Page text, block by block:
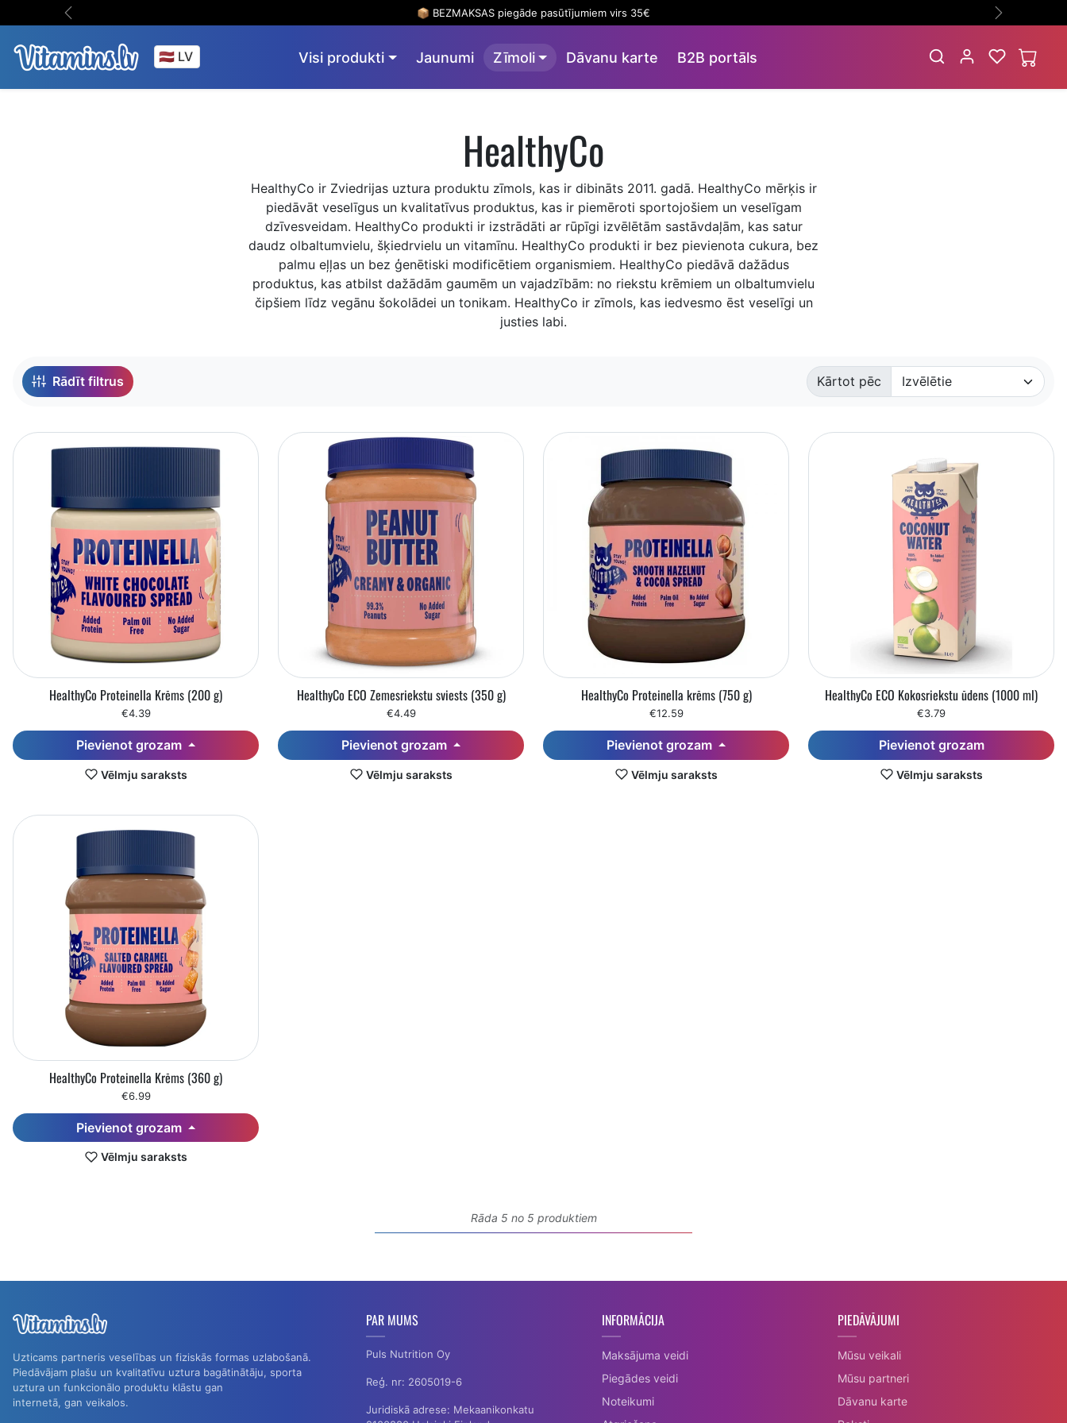
Iet uz saturu 📦 BEZMAKSAS piegāde pasūtījumiem virs 35€
Iepriekšējā Nākamā
Visi produkti Jaunumi Zīmoli Dāvanu karte B2B portāls
HealthyCo
HealthyCo ir Zviedrijas uztura produktu zīmols, kas ir dibināts 2011. gadā. HealthyCo mērķis ir
piedāvāt veselīgus un kvalitatīvus produktus, kas ir piemēroti sportojošiem un veselīgam
dzīvesveidam. HealthyCo produkti ir izstrādāti ar rūpīgi izvēlētām sastāvdaļām, kas satur
daudz olbaltumvielu, šķiedrvielu un vitamīnu. HealthyCo produkti ir bez pievienota cukura, bez
palmu eļļas un bez ģenētiski modificētiem organismiem. HealthyCo piedāvā dažādus
produktus, kas atbilst dažādām gaumēm un vajadzībām: no riekstu krēmiem un olbaltumvielu
čipšiem līdz vegānu šokolādei un tonikam. HealthyCo ir zīmols, kas iedvesmo ēst veselīgi un
justies labi.
Rādīt filtrus Kārtot pēc
Sakārtots pēc:
HealthyCo Proteinella Krēms (200 g)
€4.39
Pievienot grozam
Vēlmju saraksts
HealthyCo ECO Zemesriekstu sviests (350 g)
€4.49
Pievienot grozam
Vēlmju saraksts
HealthyCo Proteinella krēms (750 g)
€12.59
Pievienot grozam
Vēlmju saraksts
HealthyCo ECO Kokosriekstu ūdens (1000 ml)
€3.79
Pievienot grozam
Vēlmju saraksts
HealthyCo Proteinella Krēms (360 g)
€6.99
Pievienot grozam
Vēlmju saraksts
Rāda 5 no 5 produktiem
Uzticams partneris veselības un fiziskās formas uzlabošanā.
Piedāvājam plašu un kvalitatīvu uztura bagātinātāju, sporta
uztura un funkcionālo produktu klāstu gan
internetā, gan veikalos.
PAR MUMS
Puls Nutrition Oy
Reģ. nr: 2605019-6
Juridiskā adrese: Mekaanikonkatu
INFORMĀCIJA
Maksājuma veidi
Piegādes veidi
Noteikumi
PIEDĀVĀJUMI
Mūsu veikali
Mūsu partneri
Dāvanu karte